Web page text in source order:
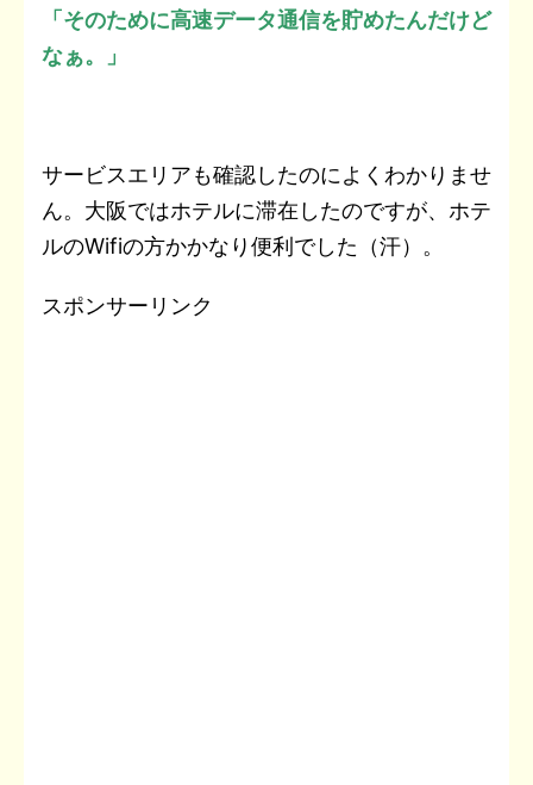
「そのために高速データ通信を貯めたんだけど
なぁ。」
サービスエリアも確認したのによくわかりませ
ん。大阪ではホテルに滞在したのですが、ホテ
ルのWifiの方かかなり便利でした（汗）。
スポンサーリンク